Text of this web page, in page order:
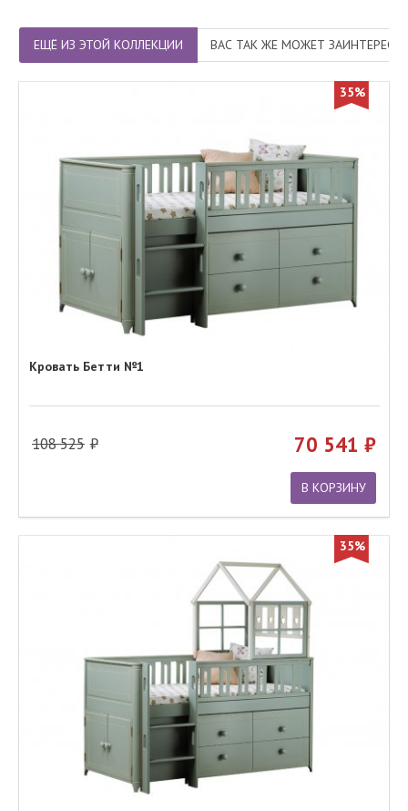
ЕЩЁ ИЗ ЭТОЙ КОЛЛЕКЦИИ ВАС ТАК ЖЕ МОЖЕТ
35%
Кровать Бетти №1
108 525 70 541
В КОРЗИНУ
35%